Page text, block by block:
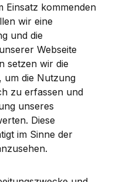
Einsatz kommenden
wir eine
und die
Webseite
setzen wir die
um die Nutzung
zu erfassen und
unseres
Diese
im Sinne der